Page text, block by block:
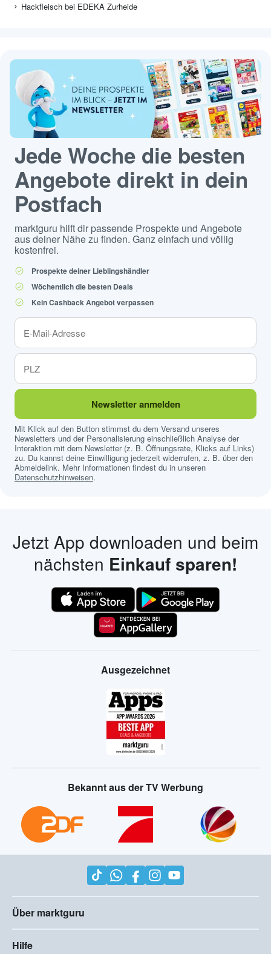
Hackfleisch bei EDEKA Zurheide
Jede Woche die besten
Angebote direkt in dein
Postfach
marktguru hilft dir passende Prospekte und Angebote
aus deiner Nähe zu finden. Ganz einfach und völlig
kostenfrei.
Prospekte deiner Lieblingshändler
Wöchentlich die besten Deals
Kein Cashback Angebot verpassen
Newsletter anmelden
Mit Klick auf den Button stimmst du dem Versand unseres
Newsletters und der Personalisierung einschließlich Analyse der
Interaktion mit dem Newsletter (z. B. Öffnungsrate, Klicks auf Links)
zu. Du kannst deine Einwilligung jederzeit widerrufen, z. B. über den
Abmeldelink. Mehr Informationen findest du in unseren
Datenschutzhinweisen.
Jetzt App downloaden und beim
nächsten Einkauf sparen!
Ausgezeichnet
Bekannt aus der TV Werbung
Über marktguru
Hilfe